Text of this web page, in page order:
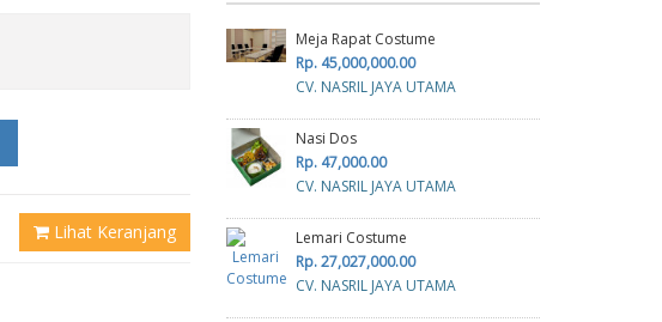
Lihat Keranjang
Meja Rapat Costume
Rp. 45,000,000.00
CV. NASRIL JAYA UTAMA
Nasi Dos
Rp. 47,000.00
CV. NASRIL JAYA UTAMA
Lemari Costume
Rp. 27,027,000.00
CV. NASRIL JAYA UTAMA